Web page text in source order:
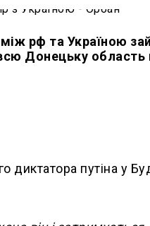
рф та Україною
всю Донецьку область
путіна у